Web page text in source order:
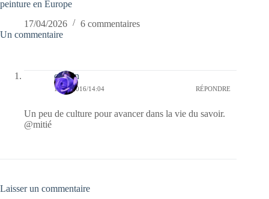
peinture en Europe
17/04/2026
6 commentaires
Un commentaire
cauvin
15/12/2016/14:04 RÉPONDRE
Un peu de culture pour avancer dans la vie du savoir.
@mitié
Laisser un commentaire